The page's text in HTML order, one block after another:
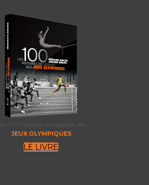
Les 100 Histoires de Légende des
JEUX OLYMPIQUES
LE LIVRE